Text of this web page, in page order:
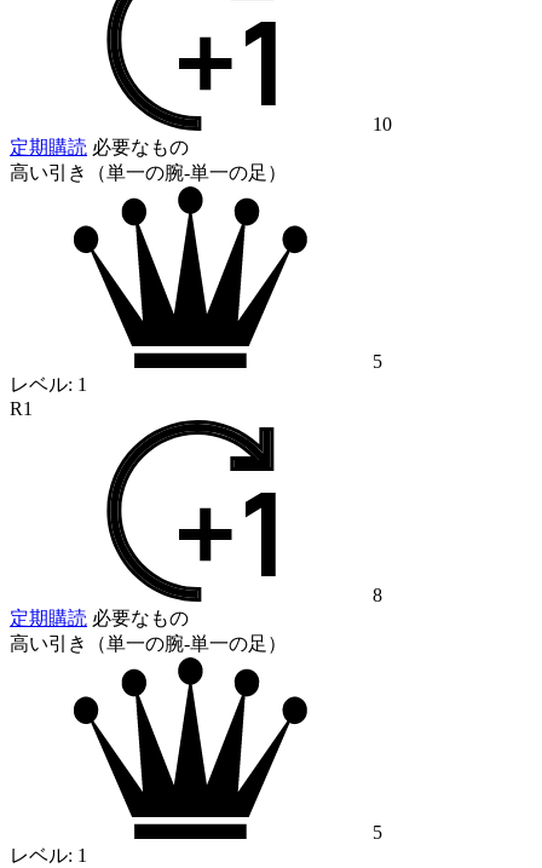
10
定期購読 必要なもの
高い引き（単一の腕-単一の足）
5
レベル: 1
R1
8
定期購読 必要なもの
高い引き（単一の腕-単一の足）
5
レベル: 1